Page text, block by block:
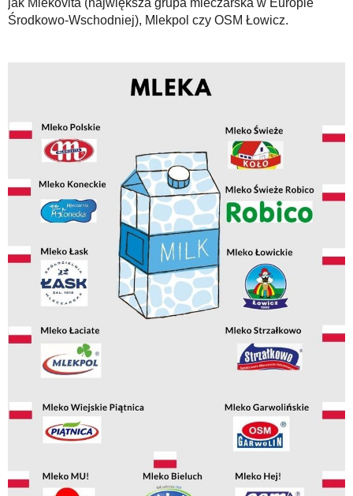
jak Mlekovita (największa grupa mleczarska w Europie
Środkowo-Wschodniej), Mlekpol czy OSM Łowicz.